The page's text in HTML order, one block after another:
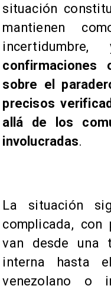
situación
mantienen
confirmaciones
sobre el
precisos
allá de los
involucradas.
​​La situación
complicada, con
van desde una
interna hasta
venezolano o